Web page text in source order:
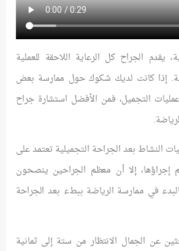
يقدم الجراح كل الرعاية اللاحقة للعملية
إذا كانت لديك شكوك حول ممارسة بعض
التجميل، فمن الأفضل استشارة جراح
النشاط بعد الجراحة التجميلية تعتمد على
إجراؤها، إلا أن معظم الجراحين ينصحون
في ممارسة الرياضة ببطء بعد الجراحة
عن الجمال الانتظار من ستة إلى ثمانية